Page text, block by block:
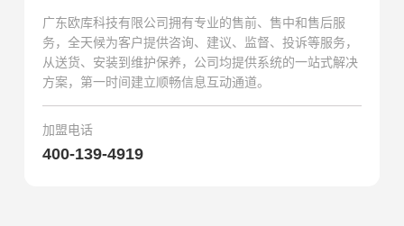
广东欧库科技有限公司拥有专业的售前、售中和售后服
务，全天候为客户提供咨询、建议、监督、投诉等服务，
从送货、安装到维护保养，公司均提供系统的一站式解决
方案，第一时间建立顺畅信息互动通道。
加盟电话
400-139-4919